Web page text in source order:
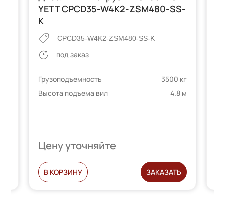
YETT CPCD35-W4K2-ZSM480-SS-
K
CPCD35-W4K2-ZSM480-SS-K
под заказ
Грузоподъемность
3500 кг
Высота подъема вил
4.8 м
Цену уточняйте
В КОРЗИНУ ЗАКАЗАТЬ